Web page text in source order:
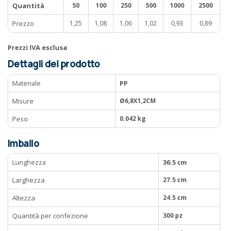
Quantità
50 100 250 500 1000 2500
Prezzo 1,25 1,08 1,06 1,02 0,93 0,89
Prezzi IVA esclusa
Dettagli del prodotto
Materiale
PP
Misure
Ø6,8X1,2CM
Peso 0.042 kg
Imballo
Lunghezza
36.5 cm
Larghezza
27.5 cm
Altezza 24.5 cm
Quantità per confezione 300 pz